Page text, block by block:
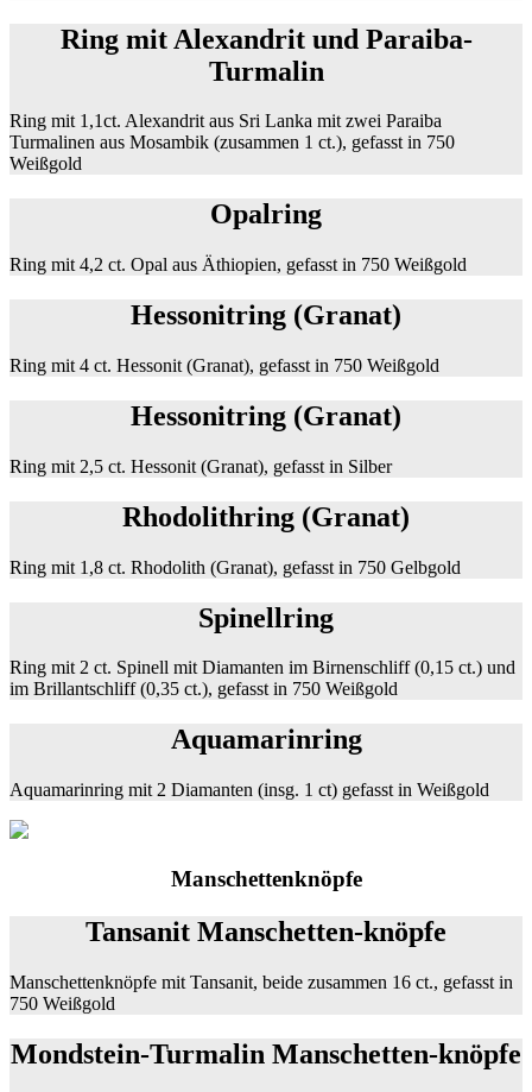
Ring mit Alexandrit und Paraiba-
Turmalin
Ring mit 1,1ct. Alexandrit aus Sri Lanka mit zwei Paraiba
Turmalinen aus Mosambik (zusammen 1 ct.), gefasst in 750
Weißgold
Opalring
Ring mit 4,2 ct. Opal aus Äthiopien, gefasst in 750 Weißgold
Hessonitring (Granat)
Ring mit 4 ct. Hessonit (Granat), gefasst in 750 Weißgold
Hessonitring (Granat)
Ring mit 2,5 ct. Hessonit (Granat), gefasst in Silber
Rhodolithring (Granat)
Ring mit 1,8 ct. Rhodolith (Granat), gefasst in 750 Gelbgold
Spinellring
Ring mit 2 ct. Spinell mit Diamanten im Birnenschliff (0,15 ct.) und
im Brillantschliff (0,35 ct.), gefasst in 750 Weißgold
Aquamarinring
Aquamarinring mit 2 Diamanten (insg. 1 ct) gefasst in Weißgold
Manschettenknöpfe
Tansanit Manschetten-knöpfe
Manschettenknöpfe mit Tansanit, beide zusammen 16 ct., gefasst in
750 Weißgold
Mondstein-Turmalin Manschetten-knöpfe